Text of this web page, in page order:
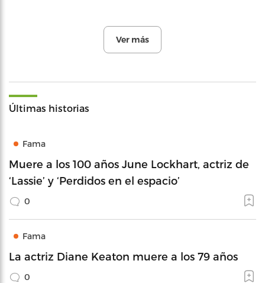
Ver más
Últimas historias
Fama
Muere a los 100 años June Lockhart, actriz de
‘Lassie’ y ‘Perdidos en el espacio’
0
Fama
La actriz Diane Keaton muere a los 79 años
0